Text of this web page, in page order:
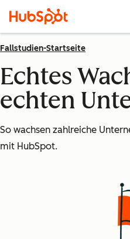
Fallstudien-Startseite
Echtes
echten
So wachsen zahlreiche
mit HubSpot.